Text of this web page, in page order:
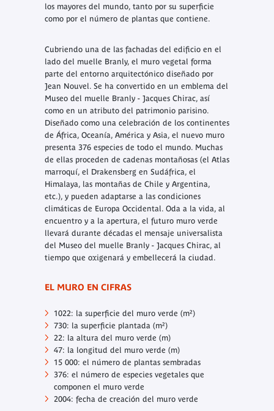
los mayores del mundo, tanto por su superficie
como por el número de plantas que contiene.
Cubriendo una de las fachadas del edificio en el
lado del muelle Branly, el muro vegetal forma
parte del entorno arquitectónico diseñado por
Jean Nouvel. Se ha convertido en un emblema del
Museo del muelle Branly - Jacques Chirac, así
como en un atributo del patrimonio parisino.
Diseñado como una celebración de los continentes
de África, Oceanía, América y Asia, el nuevo muro
presenta 376 especies de todo el mundo. Muchas
de ellas proceden de cadenas montañosas (el Atlas
marroquí, el Drakensberg en Sudáfrica, el
Himalaya, las montañas de Chile y Argentina,
etc.), y pueden adaptarse a las condiciones
climáticas de Europa Occidental. Oda a la vida, al
encuentro y a la apertura, el futuro muro verde
llevará durante décadas el mensaje universalista
del Museo del muelle Branly - Jacques Chirac, al
tiempo que oxigenará y embellecerá la ciudad.
EL MURO EN CIFRAS
1022: la superficie del muro verde (m²)
730: la superficie plantada (m²)
22: la altura del muro verde (m)
47: la longitud del muro verde (m)
15 000: el número de plantas sembradas
376: el número de especies vegetales que
componen el muro verde
2004: fecha de creación del muro verde